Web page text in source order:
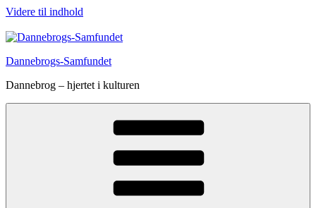
Videre til indhold
Dannebrogs-Samfundet
Dannebrog – hjertet i kulturen